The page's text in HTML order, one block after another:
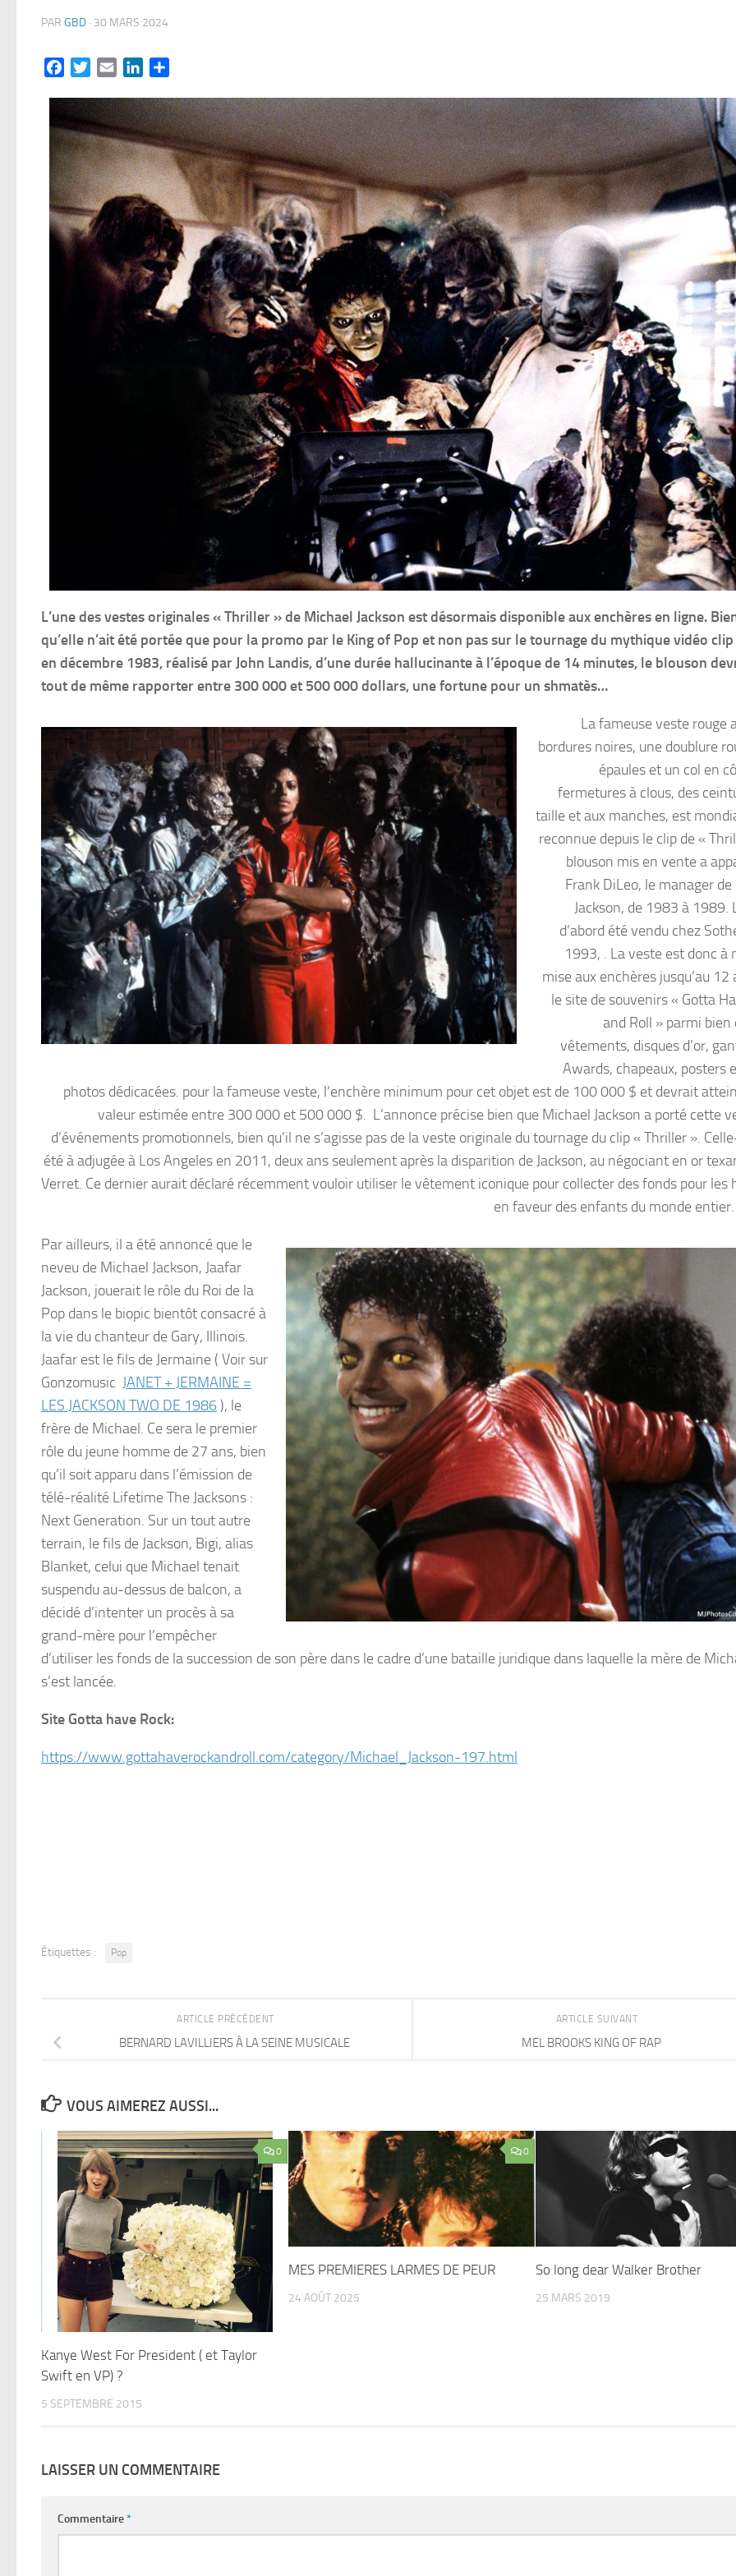
PAR GBD · 30 MARS 2024
FacebookTwitterEmail LinkedIn
L’une des vestes originales « Thriller » de Michael Jackson est désormais disponible aux enchères en ligne.
qu’elle n’ait été portée que pour la promo par le King of Pop et non pas sur le tournage du mythique vidéo
en décembre 1983, réalisé par John Landis, d’une durée hallucinante à l’époque de 14 minutes, le blouson
tout de même rapporter entre 300 000 et 500 000 dollars, une fortune pour un shmatès…
La fameuse veste rouge
bordures noires, une doublure
épaules et un col en
fermetures à clous, des
taille et aux manches, est
reconnue depuis le clip de «
blouson mis en vente a
Frank DiLeo, le manager
Jackson, de 1983 à 1989.
d’abord été vendu chez
1993, . La veste est donc à
mise aux enchères jusqu’au 12
le site de souvenirs « Gotta
and Roll » parmi bien
vêtements, disques d’or,
Awards, chapeaux, posters
photos dédicacées. pour la fameuse veste, l’enchère minimum pour cet objet est de 100 000 $ et devrait
valeur estimée entre 300 000 et 500 000 $. L’annonce précise bien que Michael Jackson a porté cette
d’événements promotionnels, bien qu’il ne s’agisse pas de la veste originale du tournage du clip « Thriller ».
été à adjugée à Los Angeles en 2011, deux ans seulement après la disparition de Jackson, au négociant en or
Verret. Ce dernier aurait déclaré récemment vouloir utiliser le vêtement iconique pour collecter des fonds pour les
en faveur des enfants du monde
Par ailleurs, il a été annoncé que le
neveu de Michael Jackson, Jaafar
Jackson, jouerait le rôle du Roi de la
Pop dans le biopic bientôt consacré à
la vie du chanteur de Gary, Illinois.
Jaafar est le fils de Jermaine ( Voir sur
Gonzomusic JANET + JERMAINE =
LES JACKSON TWO DE 1986 ), le
frère de Michael. Ce sera le premier
rôle du jeune homme de 27 ans, bien
qu’il soit apparu dans l’émission de
télé-réalité Lifetime The Jacksons :
Next Generation. Sur un tout autre
terrain, le fils de Jackson, Bigi, alias
Blanket, celui que Michael tenait
suspendu au-dessus de balcon, a
décidé d’intenter un procès à sa
grand-mère pour l’empêcher
d’utiliser les fonds de la succession de son père dans le cadre d’une bataille juridique dans laquelle la mère de
s’est lancée.
Site Gotta have Rock:
https://www.gottahaverockandroll.com/category/Michael_Jackson-197.html
Étiquettes : Pop
ARTICLE SUIVANT
MEL BROOKS KING OF RAP
ARTICLE PRÉCÉDENT
BERNARD LAVILLIERS À LA SEINE MUSICALE
VOUS AIMEREZ AUSSI...
0
Kanye West For President ( et Taylor
Swift en VP) ?
5 SEPTEMBRE 2015
0
MES PREMIERES LARMES DE PEUR
24 AOÛT 2025
So long dear Walker Brother
25 MARS 2019
LAISSER UN COMMENTAIRE
Commentaire*